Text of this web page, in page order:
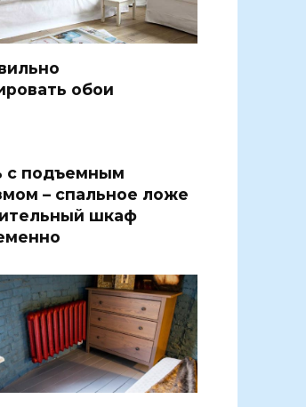
обои
с подъемным
– спальное ложе
шкаф